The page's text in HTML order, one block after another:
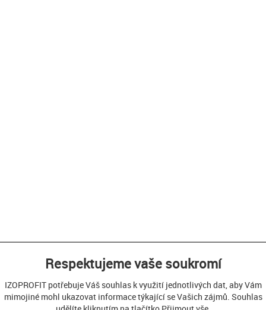
Respektujeme vaše soukromí
IZOPROFIT potřebuje Váš souhlas k využití jednotlivých dat, aby Vám
mimojiné mohl ukazovat informace týkající se Vašich zájmů. Souhlas